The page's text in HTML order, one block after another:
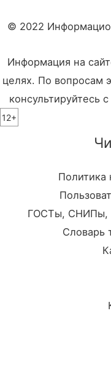
© 2022
Информация на
целях. По вопросам
консультируйтесь
12+
Политика
ГОСТы, СНИПы,
Словарь